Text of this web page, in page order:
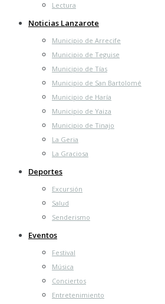
Lectura
Noticias Lanzarote
Municipio de Arrecife
Municipio de Teguise
Municipio de Tías
Municipio de San Bartolomé
Municipio de Haría
Municipio de Yaiza
Municipio de Tinajo
La Geria
La Graciosa
Deportes
Excursión
Salud
Senderismo
Eventos
Festival
Música
Conciertos
Entretenimiento